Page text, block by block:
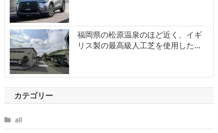
福岡県の松原温泉のほど近く、イギ
リス製の最高級人工芝を使用した…
カテゴリー
all